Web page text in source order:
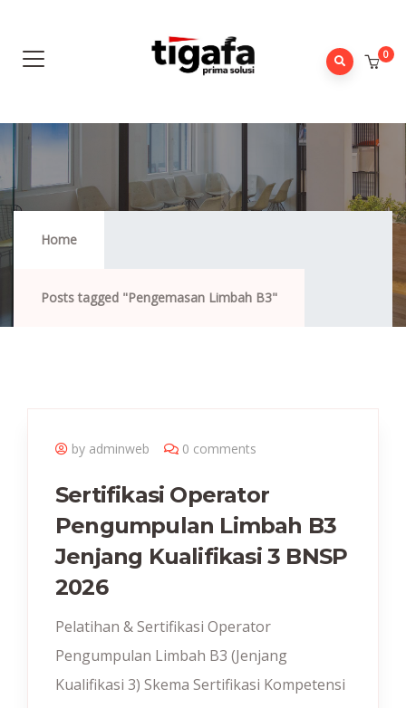
0
Home
Posts tagged "Pengemasan Limbah B3"
by adminweb 0 comments
Sertifikasi Operator
Pengumpulan Limbah B3
Jenjang Kualifikasi 3 BNSP
2026
Pelatihan & Sertifikasi Operator
Pengumpulan Limbah B3 (Jenjang
Kualifikasi 3) Skema Sertifikasi Kompetensi